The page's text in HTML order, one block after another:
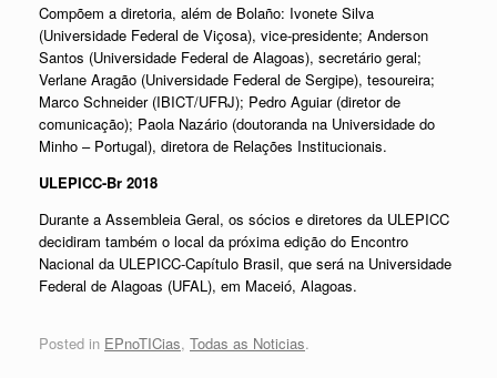
Compõem a diretoria, além de Bolaño: Ivonete Silva
(Universidade Federal de Viçosa), vice-presidente; Anderson
Santos (Universidade Federal de Alagoas), secretário geral;
Verlane Aragão (Universidade Federal de Sergipe), tesoureira;
Marco Schneider (IBICT/UFRJ); Pedro Aguiar (diretor de
comunicação); Paola Nazário (doutoranda na Universidade do
Minho – Portugal), diretora de Relações Institucionais.
ULEPICC-Br 2018
Durante a Assembleia Geral, os sócios e diretores da ULEPICC
decidiram também o local da próxima edição do Encontro
Nacional da ULEPICC-Capítulo Brasil, que será na Universidade
Federal de Alagoas (UFAL), em Maceió, Alagoas.
Posted in EPnoTICias, Todas as Noticias.